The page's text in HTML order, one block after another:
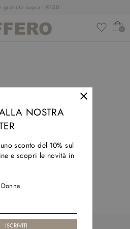
gratuita sopra i €150
0
NOSTRA
sconto del 10% sul
e scopri le novità in
Donna
collezione